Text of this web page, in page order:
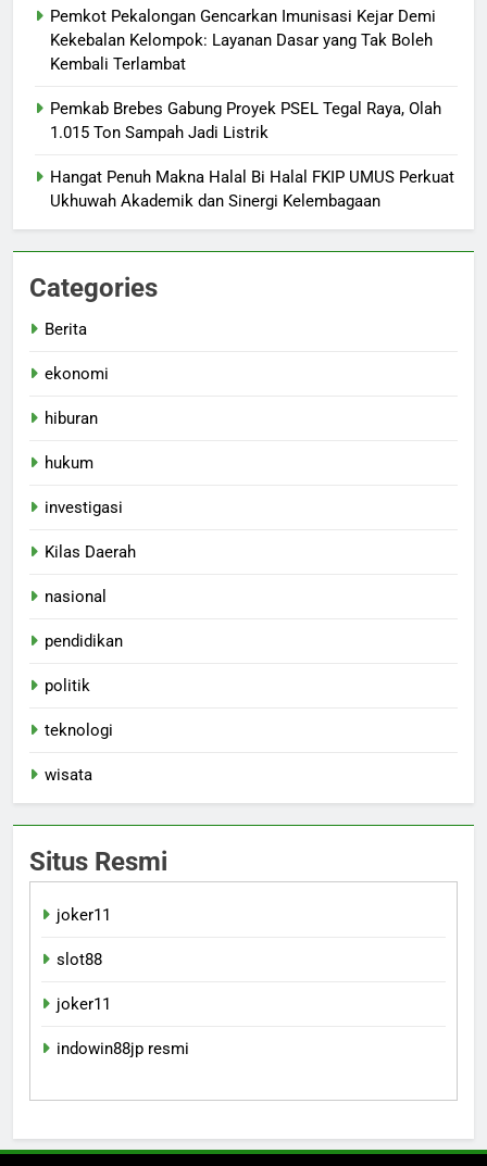
Pemkot Pekalongan Gencarkan Imunisasi Kejar Demi
Kekebalan Kelompok: Layanan Dasar yang Tak Boleh
Kembali Terlambat
Pemkab Brebes Gabung Proyek PSEL Tegal Raya, Olah
1.015 Ton Sampah Jadi Listrik
Hangat Penuh Makna Halal Bi Halal FKIP UMUS Perkuat
Ukhuwah Akademik dan Sinergi Kelembagaan
Categories
Berita
ekonomi
hiburan
hukum
investigasi
Kilas Daerah
nasional
pendidikan
politik
teknologi
wisata
Situs Resmi
joker11
slot88
joker11
indowin88jp resmi